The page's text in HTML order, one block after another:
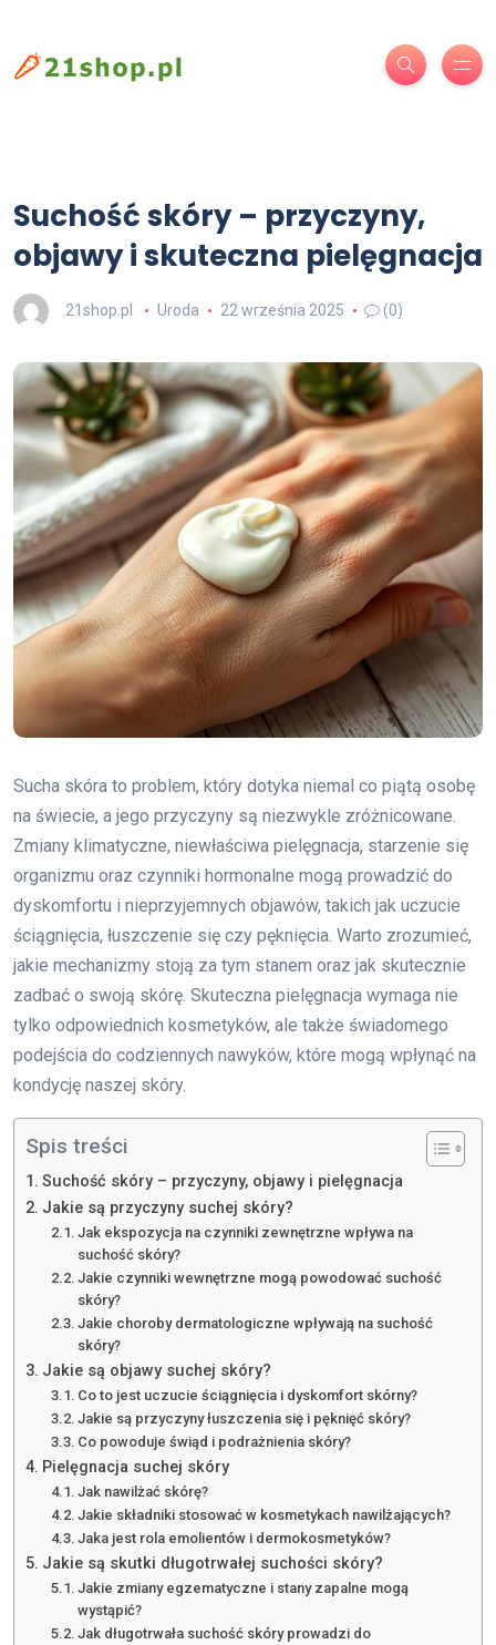
Suchość skóry – przyczyny,
objawy i skuteczna pielęgnacja
21shop.pl Uroda 22 września 2025 (0)
Sucha skóra to problem, który dotyka niemal co piątą osobę
na świecie, a jego przyczyny są niezwykle zróżnicowane.
Zmiany klimatyczne, niewłaściwa pielęgnacja, starzenie się
organizmu oraz czynniki hormonalne mogą prowadzić do
dyskomfortu i nieprzyjemnych objawów, takich jak uczucie
ściągnięcia, łuszczenie się czy pęknięcia. Warto zrozumieć,
jakie mechanizmy stoją za tym stanem oraz jak skutecznie
zadbać o swoją skórę. Skuteczna pielęgnacja wymaga nie
tylko odpowiednich kosmetyków, ale także świadomego
podejścia do codziennych nawyków, które mogą wpłynąć na
kondycję naszej skóry.
Spis treści
Suchość skóry – przyczyny, objawy i pielęgnacja
Jakie są przyczyny suchej skóry?
Jak ekspozycja na czynniki zewnętrzne wpływa na
suchość skóry?
Jakie czynniki wewnętrzne mogą powodować suchość
skóry?
Jakie choroby dermatologiczne wpływają na suchość
skóry?
Jakie są objawy suchej skóry?
Co to jest uczucie ściągnięcia i dyskomfort skórny?
Jakie są przyczyny łuszczenia się i pęknięć skóry?
Co powoduje świąd i podrażnienia skóry?
Pielęgnacja suchej skóry
Jak nawilżać skórę?
Jakie składniki stosować w kosmetykach nawilżających?
Jaka jest rola emolientów i dermokosmetyków?
Jakie są skutki długotrwałej suchości skóry?
Jakie zmiany egzematyczne i stany zapalne mogą
wystąpić?
Jak długotrwała suchość skóry prowadzi do